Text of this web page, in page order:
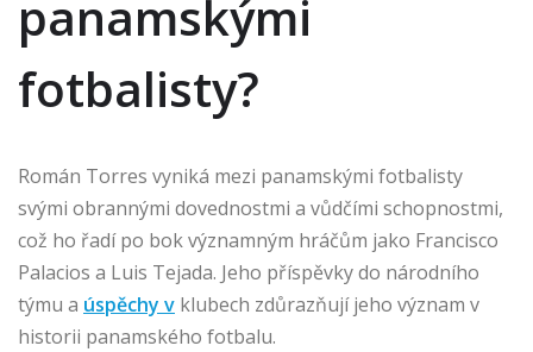
panamskými
fotbalisty?
Román Torres vyniká mezi panamskými fotbalisty
svými obrannými dovednostmi a vůdčími schopnostmi,
což ho řadí po bok významným hráčům jako Francisco
Palacios a Luis Tejada. Jeho příspěvky do národního
týmu a úspěchy v klubech zdůrazňují jeho význam v
historii panamského fotbalu.